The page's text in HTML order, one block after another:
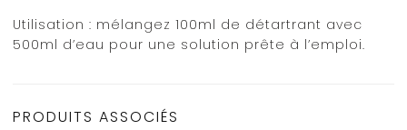
Utilisation : mélangez 100ml de détartrant avec
500ml d’eau pour une solution prête à l’emploi.
PRODUITS ASSOCIÉS